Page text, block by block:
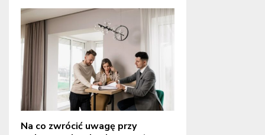
Na co zwrócić uwagę przy